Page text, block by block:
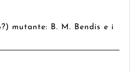
mutante: B. M. Bendis e i